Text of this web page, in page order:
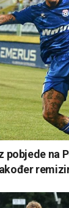
pobjede na